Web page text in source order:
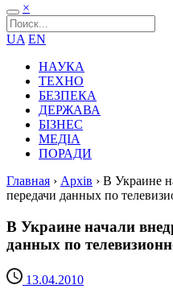
×
UA EN
НАУКА
ТЕХНО
БЕЗПЕКА
ДЕРЖАВА
БІЗНЕС
МЕДІА
ПОРАДИ
Главная › Архів › В Украине
передачи данных по
В Украине начали
данных по
13.04.2010